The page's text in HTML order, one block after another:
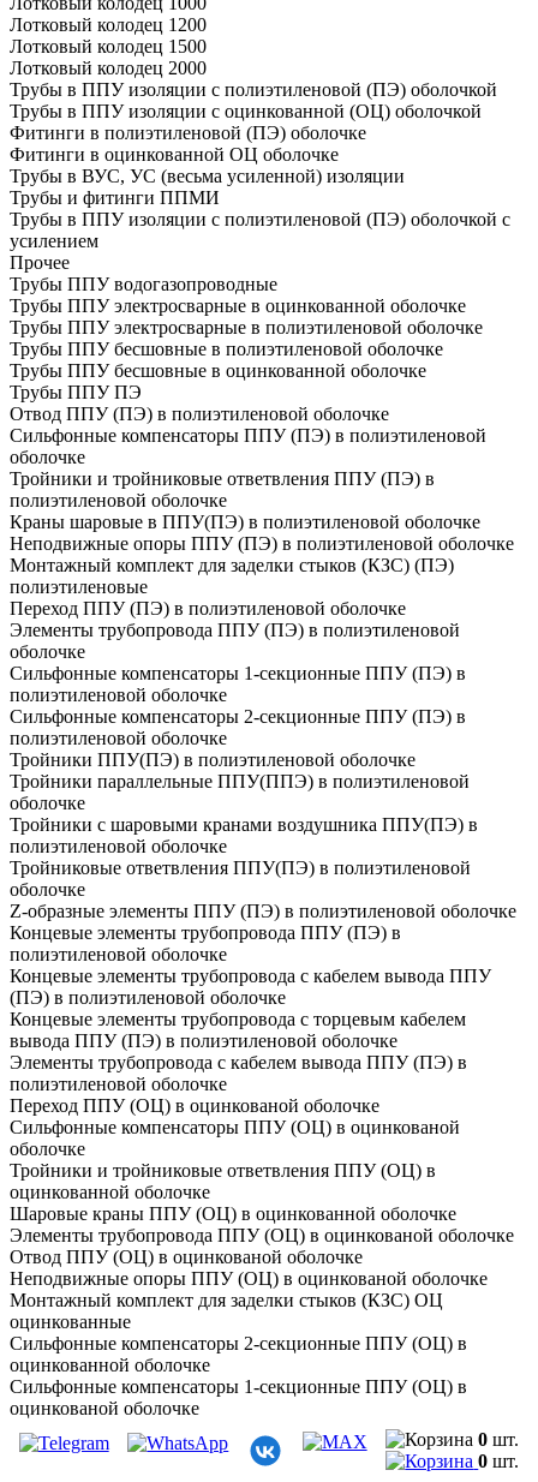
Лотковый колодец 1200
Лотковый колодец 1500
Лотковый колодец 2000
Трубы в ППУ изоляции с полиэтиленовой (ПЭ) оболочкой
Трубы в ППУ изоляции с оцинкованной (ОЦ) оболочкой
Фитинги в полиэтиленовой (ПЭ) оболочке
Фитинги в оцинкованной ОЦ оболочке
Трубы в ВУС, УС (весьма усиленной) изоляции
Трубы и фитинги ППМИ
Трубы в ППУ изоляции с полиэтиленовой (ПЭ) оболочкой с
усилением
Прочее
Трубы ППУ водогазопроводные
Трубы ППУ электросварные в оцинкованной оболочке
Трубы ППУ электросварные в полиэтиленовой оболочке
Трубы ППУ бесшовные в полиэтиленовой оболочке
Трубы ППУ бесшовные в оцинкованной оболочке
Трубы ППУ ПЭ
Отвод ППУ (ПЭ) в полиэтиленовой оболочке
Сильфонные компенсаторы ППУ (ПЭ) в полиэтиленовой
оболочке
Тройники и тройниковые ответвления ППУ (ПЭ) в
полиэтиленовой оболочке
Краны шаровые в ППУ(ПЭ) в полиэтиленовой оболочке
Неподвижные опоры ППУ (ПЭ) в полиэтиленовой оболочке
Монтажный комплект для заделки стыков (КЗС) (ПЭ)
полиэтиленовые
Переход ППУ (ПЭ) в полиэтиленовой оболочке
Элементы трубопровода ППУ (ПЭ) в полиэтиленовой
оболочке
Сильфонные компенсаторы 1-секционные ППУ (ПЭ) в
полиэтиленовой оболочке
Сильфонные компенсаторы 2-секционные ППУ (ПЭ) в
полиэтиленовой оболочке
Тройники ППУ(ПЭ) в полиэтиленовой оболочке
Тройники параллельные ППУ(ППЭ) в полиэтиленовой
оболочке
Тройники с шаровыми кранами воздушника ППУ(ПЭ) в
полиэтиленовой оболочке
Тройниковые ответвления ППУ(ПЭ) в полиэтиленовой
оболочке
Z-образные элементы ППУ (ПЭ) в полиэтиленовой оболочке
Концевые элементы трубопровода ППУ (ПЭ) в
полиэтиленовой оболочке
Концевые элементы трубопровода с кабелем вывода ППУ
(ПЭ) в полиэтиленовой оболочке
Концевые элементы трубопровода с торцевым кабелем
вывода ППУ (ПЭ) в полиэтиленовой оболочке
Элементы трубопровода с кабелем вывода ППУ (ПЭ) в
полиэтиленовой оболочке
Переход ППУ (ОЦ) в оцинкованой оболочке
Сильфонные компенсаторы ППУ (ОЦ) в оцинкованой
оболочке
Тройники и тройниковые ответвления ППУ (ОЦ) в
оцинкованной оболочке
Шаровые краны ППУ (ОЦ) в оцинкованной оболочке
Элементы трубопровода ППУ (ОЦ) в оцинкованой оболочке
Отвод ППУ (ОЦ) в оцинкованой оболочке
Неподвижные опоры ППУ (ОЦ) в оцинкованой оболочке
Монтажный комплект для заделки стыков (КЗС) ОЦ
оцинкованные
Сильфонные компенсаторы 2-секционные ППУ (ОЦ) в
оцинкованной оболочке
Сильфонные компенсаторы 1-секционные ППУ (ОЦ) в
оцинкованой оболочке
Тройники с шаровыми кранами воздушника ППУ (ОЦ) в
оцинкованной оболочке
Тройниковые ответвления ППУ (ОЦ) в оцинкованной
0 шт.
0 шт.